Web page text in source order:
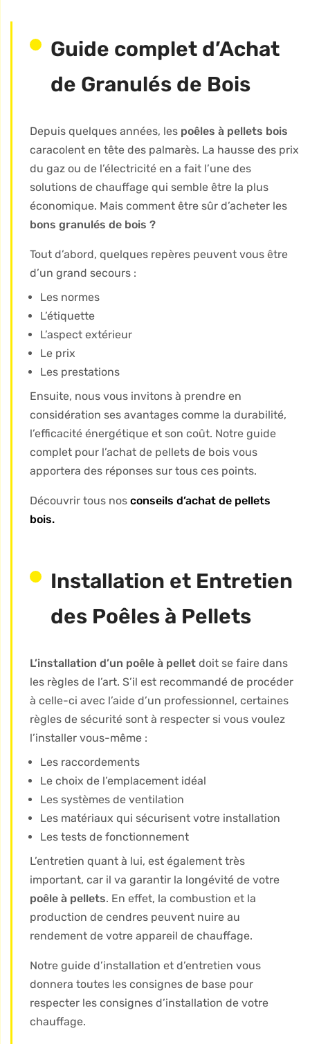
Guide complet d’Achat
de Granulés de Bois
Depuis quelques années, les poêles à pellets bois
caracolent en tête des palmarès. La hausse des prix
du gaz ou de l’électricité en a fait l’une des
solutions de chauffage qui semble être la plus
économique. Mais comment être sûr d’acheter les
bons granulés de bois ?
Tout d’abord, quelques repères peuvent vous être
d’un grand secours :
Les normes
L’étiquette
L’aspect extérieur
Le prix
Les prestations
Ensuite, nous vous invitons à prendre en
considération ses avantages comme la durabilité,
l’efficacité énergétique et son coût. Notre guide
complet pour l’achat de pellets de bois vous
apportera des réponses sur tous ces points.
Découvrir tous nos conseils d’achat de pellets
bois.
Installation et Entretien
des Poêles à Pellets
L’installation d’un poêle à pellet doit se faire dans
les règles de l’art. S’il est recommandé de procéder
à celle-ci avec l’aide d’un professionnel, certaines
règles de sécurité sont à respecter si vous voulez
l’installer vous-même :
Les raccordements
Le choix de l’emplacement idéal
Les systèmes de ventilation
Les matériaux qui sécurisent votre installation
Les tests de fonctionnement
L’entretien quant à lui, est également très
important, car il va garantir la longévité de votre
poêle à pellets. En effet, la combustion et la
production de cendres peuvent nuire au
rendement de votre appareil de chauffage.
Notre guide d’installation et d’entretien vous
donnera toutes les consignes de base pour
respecter les consignes d’installation de votre
chauffage.